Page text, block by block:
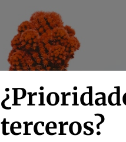
terceros?